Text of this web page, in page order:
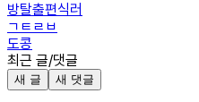
방탈출편식러
ㄱㅌㄹㅂ
도콩
최근 글/댓글
새 글 새 댓글